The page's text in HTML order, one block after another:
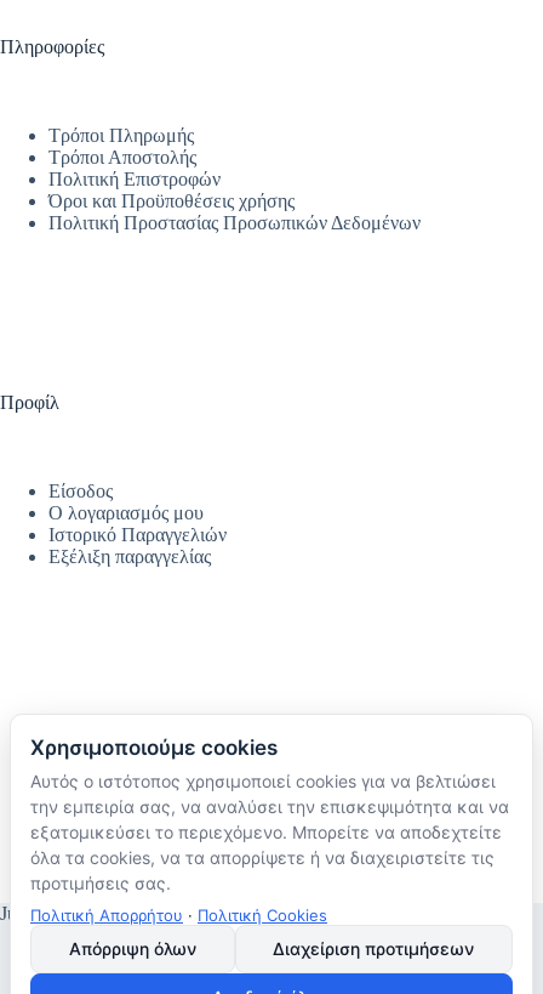
Πληροφορίες
Τρόποι Πληρωμής
Τρόποι Αποστολής
Πολιτική Επιστροφών
Όροι και Προϋποθέσεις χρήσης
Πολιτική Προστασίας Προσωπικών Δεδομένων
Προφίλ
Είσοδος
Ο λογαριασμός μου
Ιστορικό Παραγγελιών
Εξέλιξη παραγγελίας
Ακολουθήστε μας
TikTok
Instagram
Facebook
JustMyHome © Copyright 2026
Χρησιμοποιούμε cookies
Αυτός ο ιστότοπος χρησιμοποιεί cookies για να βελτιώσει
την εμπειρία σας, να αναλύσει την επισκεψιμότητα και να
εξατομικεύσει το περιεχόμενο. Μπορείτε να αποδεχτείτε
όλα τα cookies, να τα απορρίψετε ή να διαχειριστείτε τις
προτιμήσεις σας.
Πολιτική Απορρήτου · Πολιτική Cookies
Απόρριψη όλων Διαχείριση προτιμήσεων